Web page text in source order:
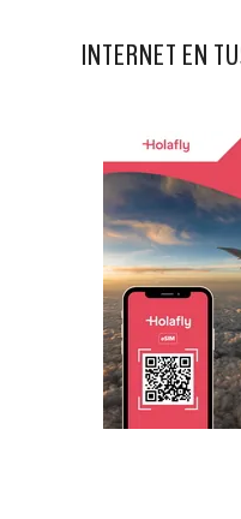
INTERNET EN